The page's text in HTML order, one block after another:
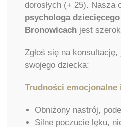
dorosłych (+ 25). Nasza
psychologa
Bronowicach jest
Zgłoś się na
swojego dziecka:
Trudności emocjonalne
Obniżony nastrój,
Silne poczucie lęku,